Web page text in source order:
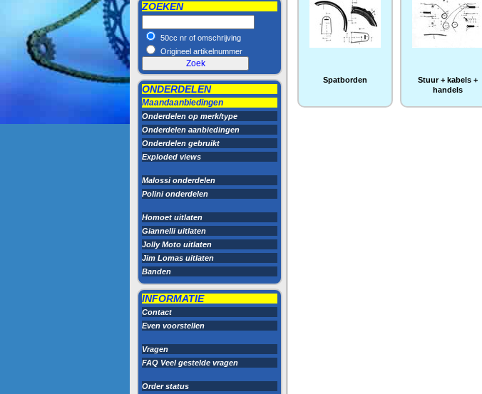
ZOEKEN
50cc nr of omschrijving
Origineel artikelnummer
ONDERDELEN
Maandaanbiedingen
Onderdelen op merk/type
Onderdelen aanbiedingen
Onderdelen gebruikt
Exploded views
Malossi onderdelen
Polini onderdelen
Homoet uitlaten
Giannelli uitlaten
Jolly Moto uitlaten
Jim Lomas uitlaten
Banden
INFORMATIE
Contact
Even voorstellen
Vragen
FAQ Veel gestelde vragen
Order status
Spatborden
Stuur + kabels +
handels